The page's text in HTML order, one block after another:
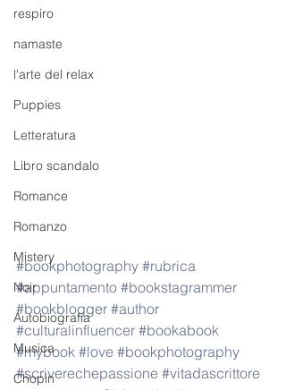
respiro
namaste
l'arte del relax
Puppies
Letteratura
Libro scandalo
Romance
Romanzo
Mistery
Noir
Autobiografia
Musica
Chopin
#bookphotography #rubrica
#appuntamento #bookstagrammer
#bookblogger #author
#culturalinfluencer #bookabook
#mybook #love #bookphotography
#scriverechepassione #vitadascrittore